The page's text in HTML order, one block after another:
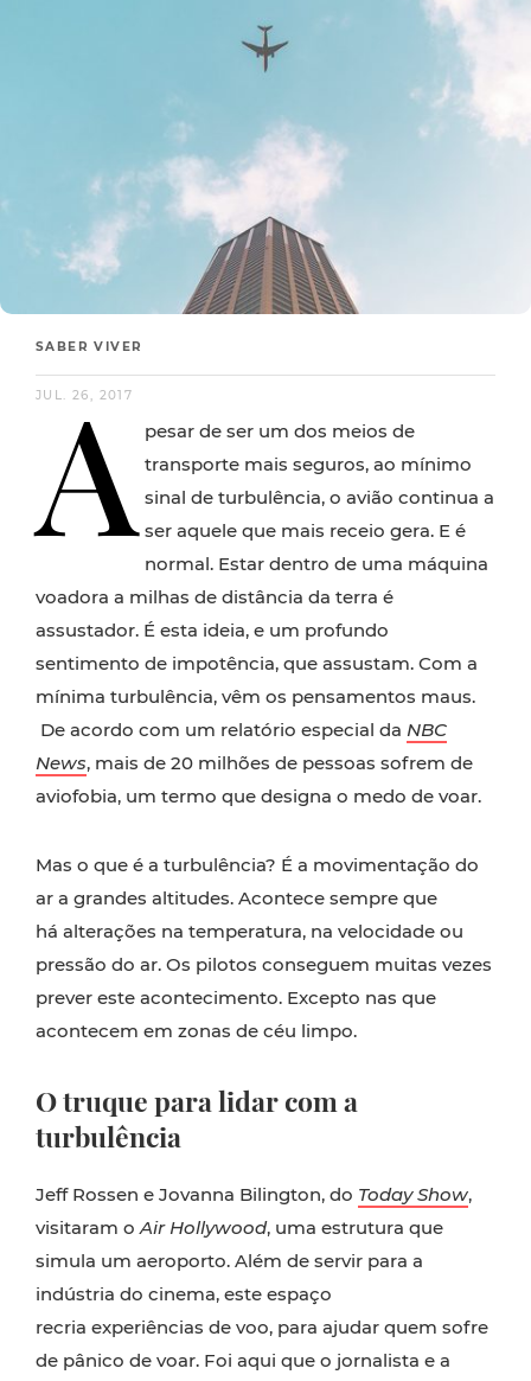
SABER VIVER
JUL. 26, 2017
A pesar de ser um dos meios de
transporte mais seguros, ao mínimo
sinal de turbulência, o avião continua a
ser aquele que mais receio gera. E é
normal. Estar dentro de uma máquina
voadora a milhas de distância da terra é
assustador. É esta ideia, e um profundo
sentimento de impotência, que assustam. Com a
mínima turbulência, vêm os pensamentos maus.
De acordo com um relatório especial da NBC
News, mais de 20 milhões de pessoas sofrem de
aviofobia, um termo que designa o medo de voar.
Mas o que é a turbulência? É a movimentação do
ar a grandes altitudes. Acontece sempre que
há alterações na temperatura, na velocidade ou
pressão do ar. Os pilotos conseguem muitas vezes
prever este acontecimento. Excepto nas que
acontecem em zonas de céu limpo.
O truque para lidar com a
turbulência
Jeff Rossen e Jovanna Bilington, do Today Show,
visitaram oAir Hollywood, uma estrutura que
simula um aeroporto. Além de servir para a
indústria do cinema, este espaço
recria experiências de voo, para ajudar quem sofre
de pânico de voar. Foi aqui que o jornalista e a